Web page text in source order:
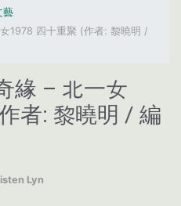
藝
1978 四十重聚 (作者: 黎曉明 /
緣 – 北一女
者: 黎曉明 / 編
Lyn